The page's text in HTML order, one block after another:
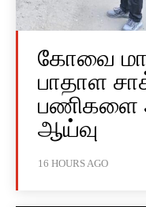
கோவை
பாதாள
ஆய்வு
16 HOURS AGO